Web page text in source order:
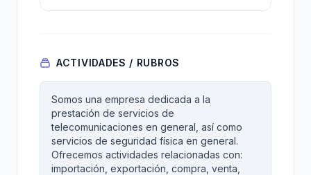
ACTIVIDADES / RUBROS
Somos una empresa dedicada a la
prestación de servicios de
telecomunicaciones en general, así como
servicios de seguridad física en general.
Ofrecemos actividades relacionadas con:
importación, exportación, compra, venta,